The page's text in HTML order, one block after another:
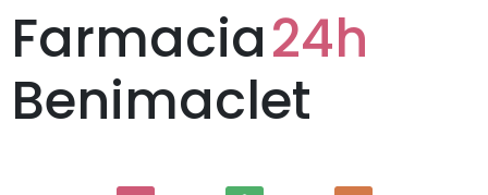
Farmacia24h
Benimaclet